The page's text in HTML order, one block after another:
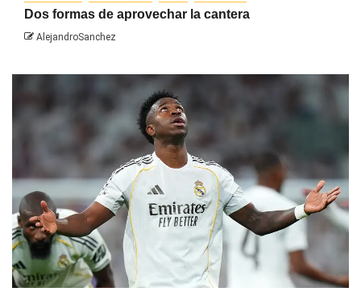
Dos formas de aprovechar la cantera
AlejandroSanchez